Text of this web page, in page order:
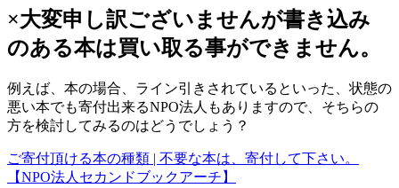
×大変申し訳ございませんが書き込み
のある本は買い取る事ができません。
例えば、本の場合、ライン引きされているといった、状態の
悪い本でも寄付出来るNPO法人もありますので、そちらの
方を検討してみるのはどうでしょう？
ご寄付頂ける本の種類 | 不要な本は、寄付して下さい。
【NPO法人セカンドブックアーチ】